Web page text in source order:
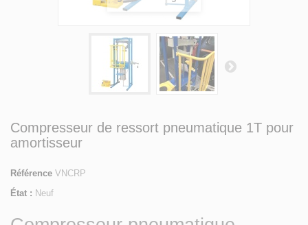
Compresseur de ressort pneumatique 1T pour
amortisseur
Référence VNCRP
État : Neuf